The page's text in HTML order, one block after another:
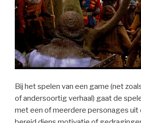
Bij het spelen van een game (net
of andersoortig verhaal) gaat de
met een of meerdere personages uit